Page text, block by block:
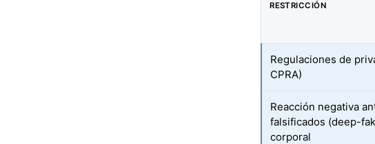
RESTRICCIÓN
Regulaciones de
CPRA)
Reacción negativa
falsificados (deep-
corporal